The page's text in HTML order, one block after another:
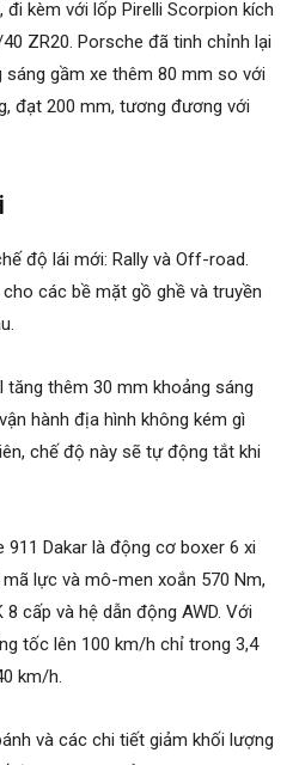
kèm với lốp Pirelli Scorpion kích
ZR20. Porsche đã tinh chỉnh lại
gầm xe thêm 80 mm so với
đạt 200 mm, tương đương với
độ lái mới: Rally và Off-road.
các bề mặt gồ ghề và truyền
thêm 30 mm khoảng sáng
hành địa hình không kém gì
chế độ này sẽ tự động tắt khi
Dakar là động cơ boxer 6 xi
lực và mô-men xoắn 570 Nm,
cấp và hệ dẫn động AWD. Với
tốc lên 100 km/h chỉ trong 3,4
km/h.
và các chi tiết giảm khối lượng